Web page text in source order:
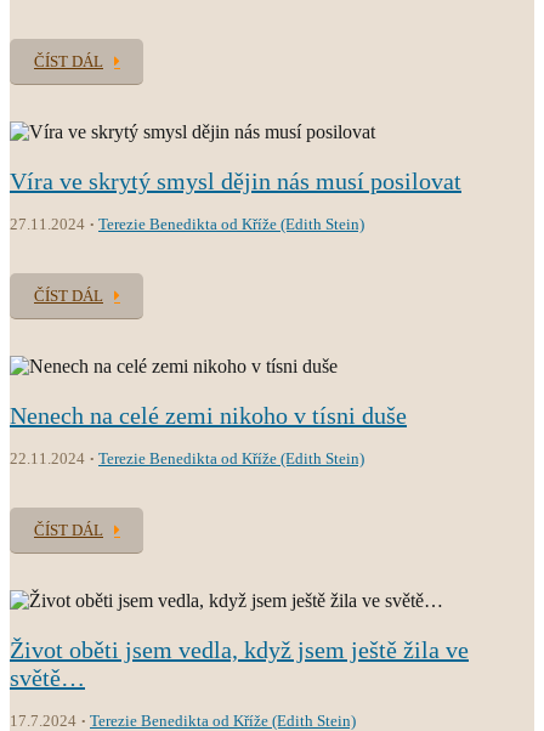
ČÍST DÁL
Víra ve skrytý smysl dějin nás musí posilovat
27.11.2024 Terezie Benedikta od Kříže (Edith Stein)
ČÍST DÁL
Nenech na celé zemi nikoho v tísni duše
22.11.2024 Terezie Benedikta od Kříže (Edith Stein)
ČÍST DÁL
Život oběti jsem vedla, když jsem ještě žila ve
světě…
17.7.2024 Terezie Benedikta od Kříže (Edith Stein)